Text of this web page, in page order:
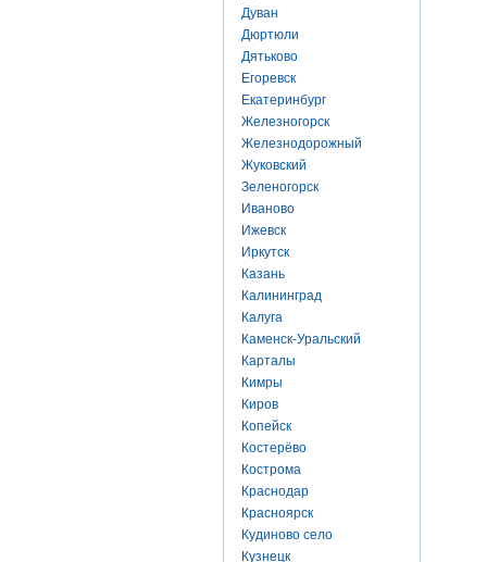
Дуван
Дюртюли
Дятьково
Егоревск
Екатеринбург
Железногорск
Железнодорожный
Жуковский
Зеленогорск
Иваново
Ижевск
Иркутск
Казань
Калининград
Калуга
Каменск-Уральский
Карталы
Кимры
Киров
Копейск
Костерёво
Кострома
Краснодар
Красноярск
Кудиново село
Кузнецк